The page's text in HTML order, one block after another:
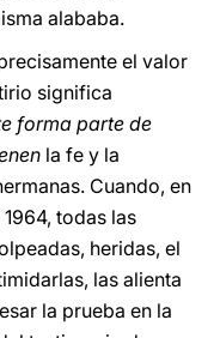
alababa.
el valor
significa
forma parte de
la fe y la
Cuando, en
todas las
heridas, el
las alienta
la prueba en la